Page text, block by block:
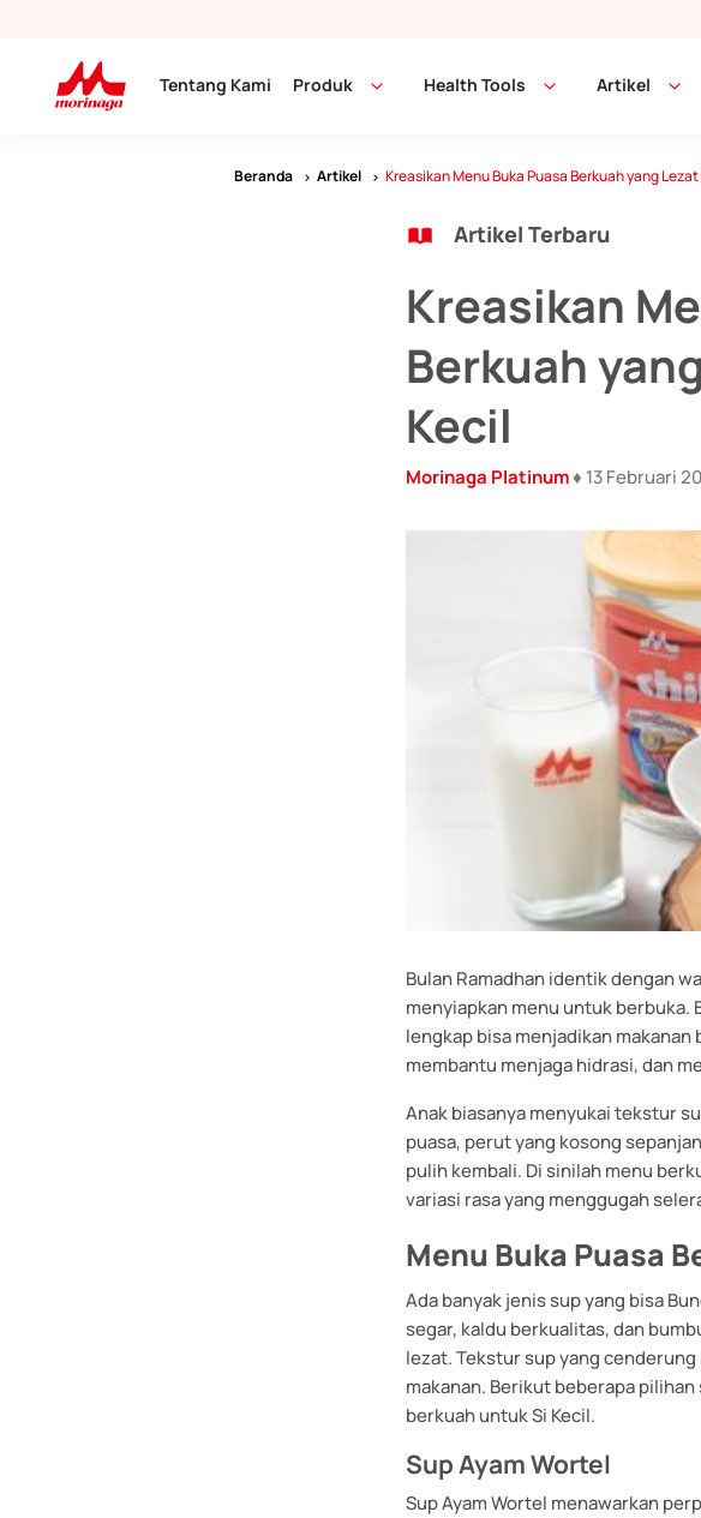
Tentang Kami Produk Health Tools Artikel
Beranda Artikel Kreasikan Menu Buka Puasa Berkuah yang
Artikel Terbaru
Kreasikan
Berkuah
Kecil
Morinaga Platinum♦ 13 Februari
Bulan Ramadhan identik dengan
menyiapkan menu untuk berbuka.
lengkap bisa menjadikan
membantu menjaga hidrasi, dan
Anak biasanya menyukai tekstur
puasa, perut yang kosong
pulih kembali. Di sinilah menu
variasi rasa yang menggugah
Menu Buka Puasa
Ada banyak jenis sup yang bisa
segar, kaldu berkualitas, dan
lezat. Tekstur sup yang
makanan. Berikut beberapa
berkuah untuk Si Kecil.
Sup Ayam Wortel
Sup Ayam Wortel menawarkan